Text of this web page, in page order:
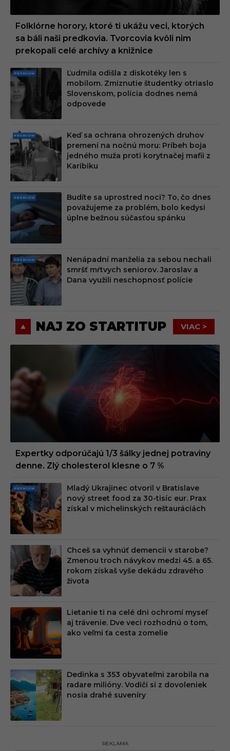
Folklórne horory, ktoré ti ukážu veci, ktorých
sa báli naši predkovia. Tvorcovia kvôli nim
prekopali celé archívy a knižnice
PRE
MIU
M
Ľudmila odišla z diskotéky len s
mobilom. Zmiznutie študentky otriaslo
Slovenskom, polícia dodnes nemá
odpovede
PRE
MIU
M
Keď sa ochrana ohrozených druhov
premení na nočnú moru: Príbeh boja
jedného muža proti korytnačej mafii z
Karibiku
PRE
MIU
M
Budíte sa uprostred noci? To, čo dnes
považujeme za problém, bolo kedysi
úplne bežnou súčasťou spánku
PRE
MIU
M
Nenápadní manželia za sebou nechali
smršť mŕtvych seniorov. Jaroslav a
Dana využili neschopnosť polície
NAJ ZO STARTITUP VIAC >
Expertky odporúčajú 1/3 šálky jednej potraviny
denne. Zlý cholesterol klesne o 7 %
PRE
MIU
M
Mladý Ukrajinec otvoril v Bratislave
nový street food za 30-tisíc eur. Prax
získal v michelinských reštauráciách
Chceš sa vyhnúť demencii v starobe?
Zmenou troch návykov medzi 45. a 65.
rokom získaš vyše dekádu zdravého
života
Lietanie ti na celé dni ochromí myseľ
aj trávenie. Dve veci rozhodnú o tom,
ako veľmi ťa cesta zomelie
Dedinka s 353 obyvateľmi zarobila na
radare milióny. Vodiči si z dovoleniek
nosia drahé suveníry
REKLAMA